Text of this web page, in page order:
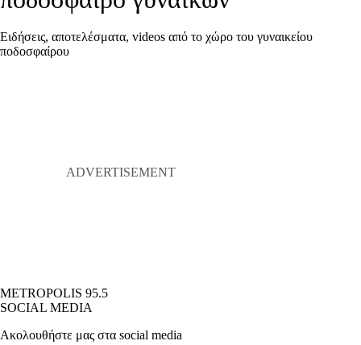
Ειδήσεις, αποτελέσματα, videos από το χώρο του γυναικείου
ποδοσφαίρου
METROPOLIS 95.5
SOCIAL MEDIA
Ακολουθήστε μας στα social media